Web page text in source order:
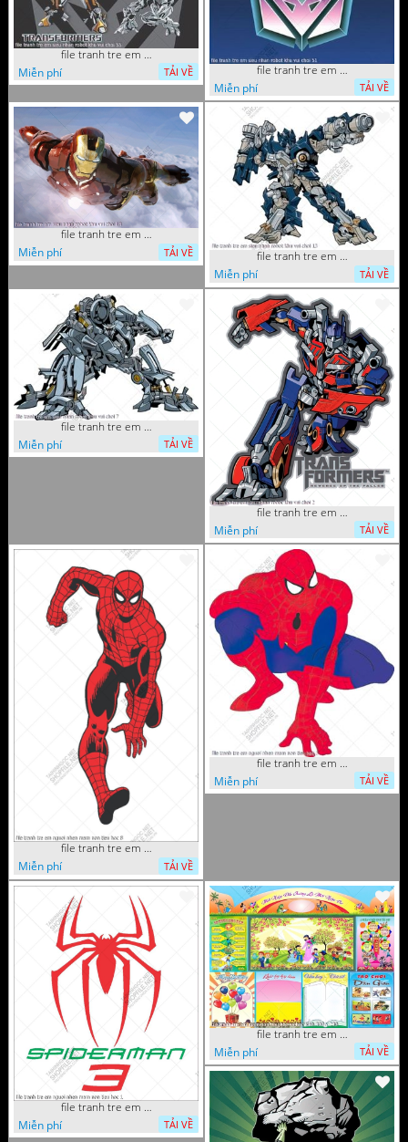
file tranh tre em sieu nhan robot khu vui choi 55
Miễn phí
TẢI VỀ
file tranh tre em sieu nhan robot khu vui choi 51
Miễn phí
TẢI VỀ
file tranh tre em sieu nhan robot khu vui choi 18
Miễn phí
TẢI VỀ
file tranh tre em sieu nhan robot khu vui choi 13
Miễn phí
TẢI VỀ
file tranh tre em sieu nhan robot khu vui choi 7
Miễn phí
TẢI VỀ
file tranh tre em sieu nhan robot khu vui choi 2
Miễn phí
TẢI VỀ
file tranh tre em nguoi nhen mam non tieu hoc 8
Miễn phí
TẢI VỀ
file tranh tre em nguoi nhen mam non tieu hoc 5
Miễn phí
TẢI VỀ
file tranh tre em nguoi nhen mam non tieu hoc 1
Miễn phí
TẢI VỀ
file tranh tre em mam non tieu hoc va hoc sinh 300 x 230
Miễn phí
TẢI VỀ